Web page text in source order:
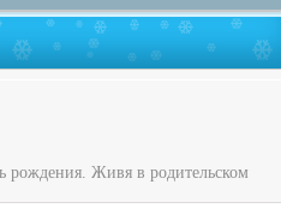
рождения. Живя в родительском